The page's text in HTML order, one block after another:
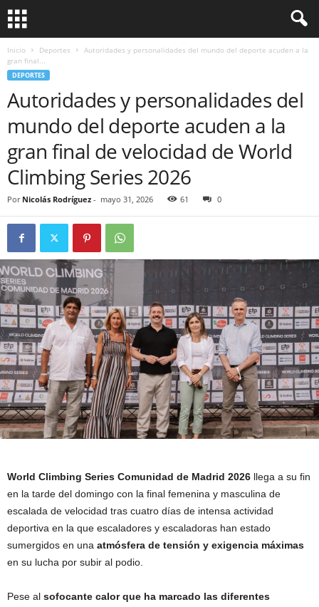
Inicio Deportes
Autoridades y personalidades del mundo del deporte acuden a la
gran final...
DEPORTES
Autoridades y personalidades del
mundo del deporte acuden a la
gran final de velocidad de World
Climbing Series 2026
Por Nicolás Rodríguez - mayo 31, 2026 61 0
World Climbing Series Comunidad de Madrid 2026 llega a su fin
en la tarde del domingo con la final femenina y masculina de
escalada de velocidad tras cuatro días de intensa actividad
deportiva en la que escaladores y escaladoras han estado
sumergidos en una atmósfera de tensión y exigencia máximas
en su lucha por subir al podio.
Pese al sofocante calor que ha marcado las diferentes